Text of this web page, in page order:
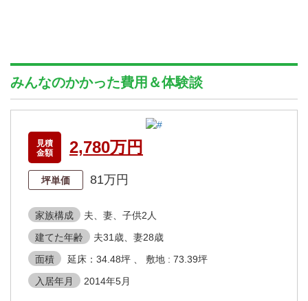
みんなのかかった費用＆体験談
見積
金額
2,780万円
坪単価 81万円
家族構成
夫、妻、子供2人
建てた年齢
夫31歳、妻28歳
面積
延床：34.48坪 、 敷地 : 73.39坪
入居年月
2014年5月